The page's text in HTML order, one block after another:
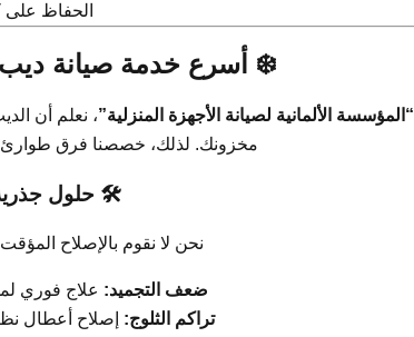
الحفاظ على
❄️ أسرع خدمة صيانة
“المؤسسة الألمانية لصيانة الأجهزة المنزلية”، نعلم أن
مخزونك. لذلك، خصصنا فرق طوارئ
🛠️ حلول
نحن لا نقوم بالإصلاح
ضعف التجميد: علاج فوري
تراكم الثلوج: إصلاح أعطال